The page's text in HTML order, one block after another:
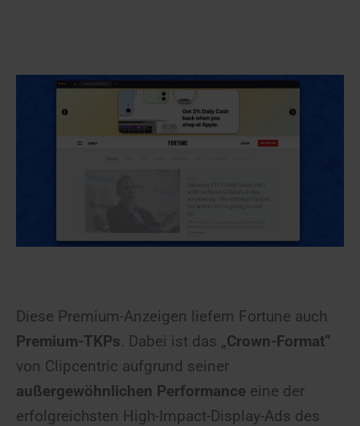
Diese Premium-Anzeigen liefern Fortune auch
Premium-TKPs. Dabei ist das „Crown-Format“
von Clipcentric aufgrund seiner
außergewöhnlichen Performance eine der
erfolgreichsten High-Impact-Display-Ads des